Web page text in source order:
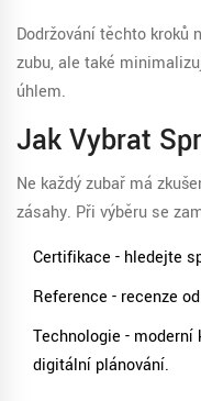
Dodržování těchto kroků
zubu, ale také
úhlem.
Jak Vybrat
Ne každý zubař má
zásahy. Při výběru se
Certifikace - hledejte
Reference - recenze
Technologie - moderní
digitální plánování.